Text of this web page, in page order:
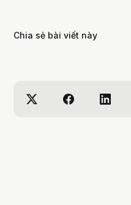
Chia sẻ bài viết này